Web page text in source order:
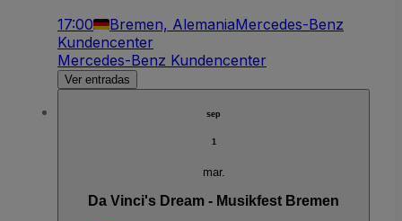
17:00 Bremen, AlemaniaMercedes-Benz
Kundencenter
Mercedes-Benz Kundencenter
Ver entradas
sep
1
mar.
Da Vinci's Dream - Musikfest Bremen